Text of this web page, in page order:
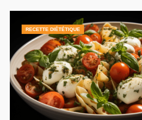
RECETTE DIÉTÉTIQUE